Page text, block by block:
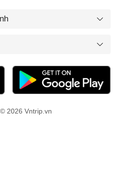
2026 Vntrip.vn